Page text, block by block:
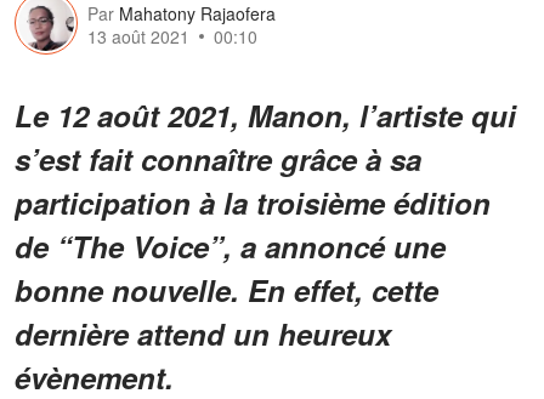
Par Mahatony Rajaofera
13 août 2021
00:10
Le 12 août 2021, Manon, l’artiste qui
s’est fait connaître grâce à sa
participation à la troisième édition
de “The Voice”, a annoncé une
bonne nouvelle. En effet, cette
dernière attend un heureux
évènement.